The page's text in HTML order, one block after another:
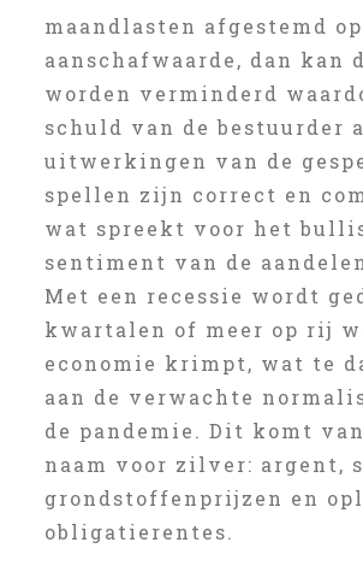
maandlasten afgestemd op
aanschafwaarde, dan kan
worden verminderd
schuld van de bestuurder
uitwerkingen van de
spellen zijn correct en
wat spreekt voor het
sentiment van de
Met een recessie wordt
kwartalen of meer op rij
economie krimpt, wat te
aan de verwachte
de pandemie. Dit komt
naam voor zilver: argent,
grondstoffenprijzen en
obligatierentes.